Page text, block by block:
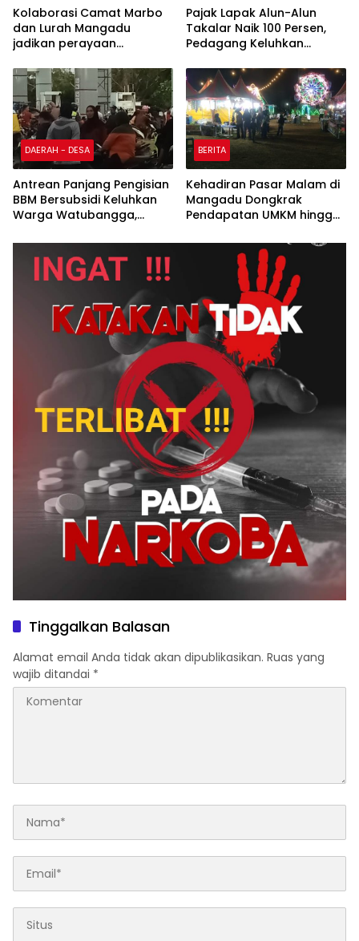
Kolaborasi Camat Marbo
dan Lurah Mangadu
jadikan perayaan
penggerak ekonomi lokal
Pajak Lapak Alun-Alun
Takalar Naik 100 Persen,
Pedagang Keluhkan
DAERAH - DESA
Antrean Panjang Pengisian
BBM Bersubsidi Keluhkan
Warga Watubangga,
Kendaraan Bertangki
Modifikasi
BERITA
Kehadiran Pasar Malam di
Mangadu Dongkrak
Pendapatan UMKM hingga
Tinggalkan Balasan
Alamat email Anda tidak akan dipublikasikan. Ruas yang
wajib ditandai *